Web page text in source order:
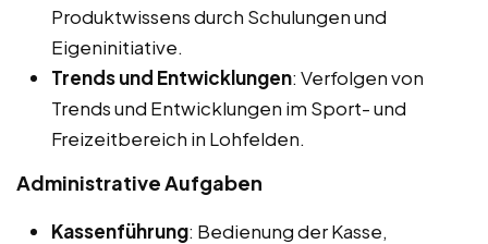
Produktwissens durch Schulungen und
Eigeninitiative.
Trends und Entwicklungen: Verfolgen von
Trends und Entwicklungen im Sport- und
Freizeitbereich in Lohfelden.
Administrative Aufgaben
Kassenführung: Bedienung der Kasse,